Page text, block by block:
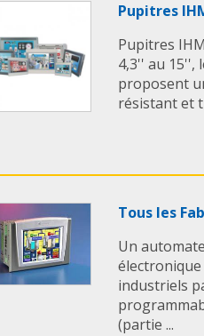
Pupitres
Pupitres
4,3'' au 15'',
proposent
résistant et
Tous les
Un
industriels
(partie ...